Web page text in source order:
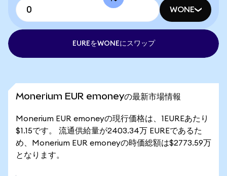
WONE
EUREをWONEにスワップ
Monerium EUR emoneyの最新市場情報
Monerium EUR emoneyの現行価格は、1EUREあたり
$1.15です。 流通供給量が2403.34万 EUREであるた
め、Monerium EUR emoneyの時価総額は$2773.59万
となります。